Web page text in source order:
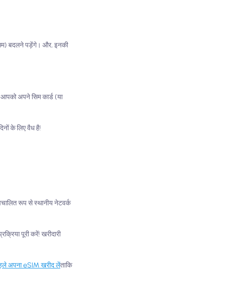
बदलने पड़ेंगे। और, इनकी
अपने सिम कार्ड (या
के लिए वैध है!
रूप से स्थानीय नेटवर्क
पूरी करें! खरीदारी
अपना eSIM खरीद लेंताकि